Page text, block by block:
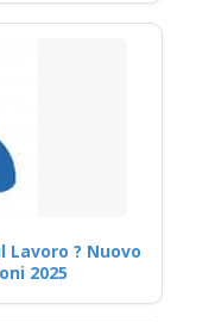
Lavoro ? Nuovo
2025